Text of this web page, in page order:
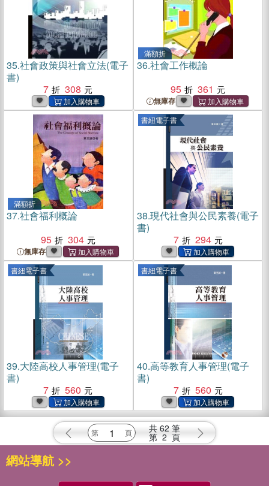
35.社會政策與社會立法(電子
書)
7
308
滿額折
36.社會工作概論
95
361
無庫存
滿額折
37.社會福利概論
95
304
無庫存
書紐電子書
38.現代社會與公民素養(電子
書)
7
294
書紐電子書
39.大陸高校人事管理(電子
書)
7
560
書紐電子書
40.高等教育人事管理(電子
書)
7
560
共 62 筆
第 2 頁
網站導航 >>